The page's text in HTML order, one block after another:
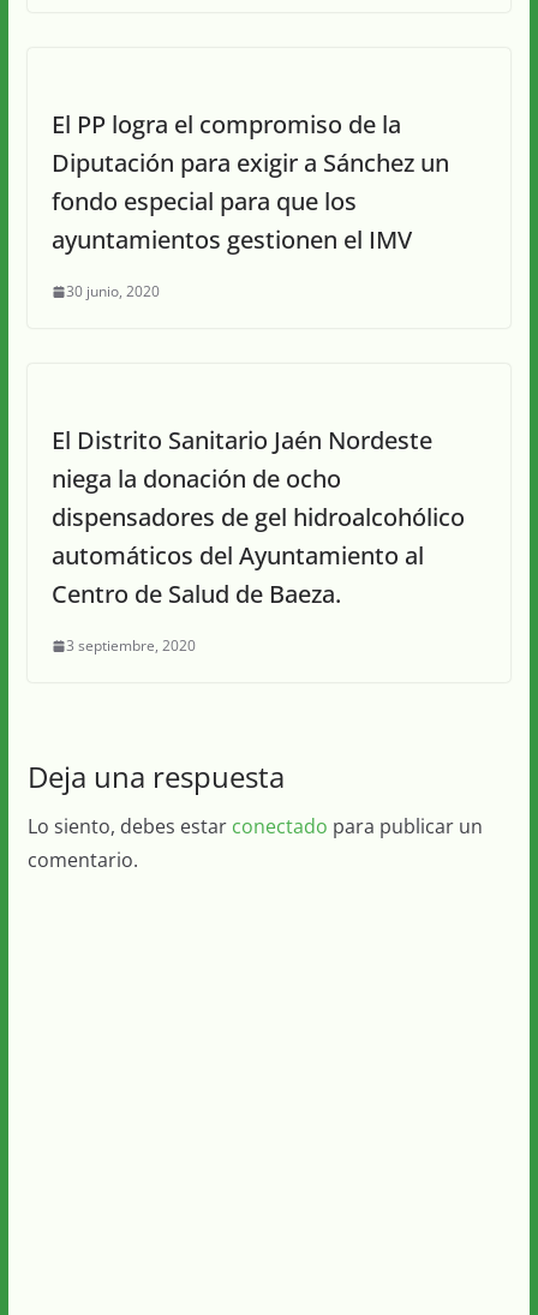
El PP logra el compromiso de la
Diputación para exigir a Sánchez un
fondo especial para que los
ayuntamientos gestionen el IMV
30 junio, 2020
El Distrito Sanitario Jaén Nordeste
niega la donación de ocho
dispensadores de gel hidroalcohólico
automáticos del Ayuntamiento al
Centro de Salud de Baeza.
3 septiembre, 2020
Deja una respuesta
Lo siento, debes estar conectado para publicar un
comentario.